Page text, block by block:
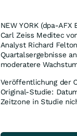
NEW YORK (dpa-
Carl Zeiss Meditec
Analyst Richard
Quartalsergebnisse
moderatere
Veröffentlichung der
Original-Studie:
Zeitzone in Studie